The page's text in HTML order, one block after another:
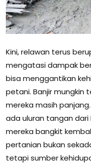
Kini, relawan terus
mengatasi dampak
bisa menggantikan
petani. Banjir mungkin
mereka masih
ada uluran tangan
mereka bangkit
pertanian bukan
tetapi sumber